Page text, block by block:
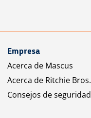
Empresa
Acerca de Mascus
Acerca de Ritchie Bros.
Consejos de seguridad